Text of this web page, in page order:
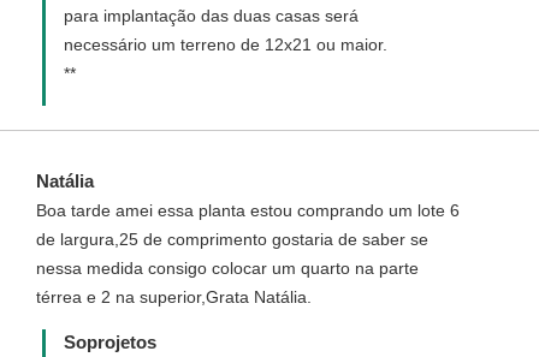
para implantação das duas casas será
necessário um terreno de 12x21 ou maior.
**
Natália
Boa tarde amei essa planta estou comprando um lote 6
de largura,25 de comprimento gostaria de saber se
nessa medida consigo colocar um quarto na parte
térrea e 2 na superior,Grata Natália.
Soprojetos